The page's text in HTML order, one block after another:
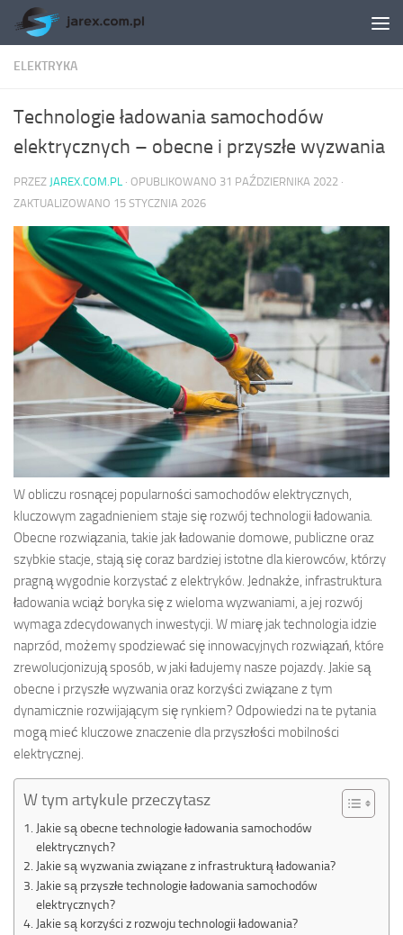
Skip to content
ELEKTRYKA
Technologie ładowania samochodów
elektrycznych – obecne i przyszłe wyzwania
PRZEZ JAREX.COM.PL · OPUBLIKOWANO 31 PAŹDZIERNIKA 2022 ·
ZAKTUALIZOWANO 15 STYCZNIA 2026
W obliczu rosnącej popularności samochodów elektrycznych,
kluczowym zagadnieniem staje się rozwój technologii ładowania.
Obecne rozwiązania, takie jak ładowanie domowe, publiczne oraz
szybkie stacje, stają się coraz bardziej istotne dla kierowców, którzy
pragną wygodnie korzystać z elektryków. Jednakże, infrastruktura
ładowania wciąż boryka się z wieloma wyzwaniami, a jej rozwój
wymaga zdecydowanych inwestycji. W miarę jak technologia idzie
naprzód, możemy spodziewać się innowacyjnych rozwiązań, które
zrewolucjonizują sposób, w jaki ładujemy nasze pojazdy. Jakie są
obecne i przyszłe wyzwania oraz korzyści związane z tym
dynamicznie rozwijającym się rynkiem? Odpowiedzi na te pytania
mogą mieć kluczowe znaczenie dla przyszłości mobilności
elektrycznej.
W tym artykule przeczytasz
Jakie są obecne technologie ładowania samochodów
elektrycznych?
Jakie są wyzwania związane z infrastrukturą ładowania?
Jakie są przyszłe technologie ładowania samochodów
elektrycznych?
Jakie są korzyści z rozwoju technologii ładowania?